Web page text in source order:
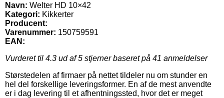
Navn: Welter HD 10×42
Kategori: Kikkerter
Producent:
Varenummer: 150759591
EAN:
Vurderet til 4.3 ud af 5 stjerner baseret på 41 anmeldelser
Størstedelen af firmaer på nettet tildeler nu om stunder en
hel del forskellige leveringsformer. En af de mest anvendte
er i dag levering til et afhentningssted, hvor det er meget